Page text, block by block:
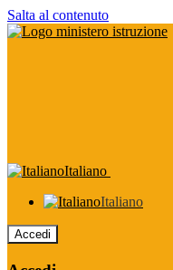
Salta al contenuto
Italiano
Italiano
Accedi